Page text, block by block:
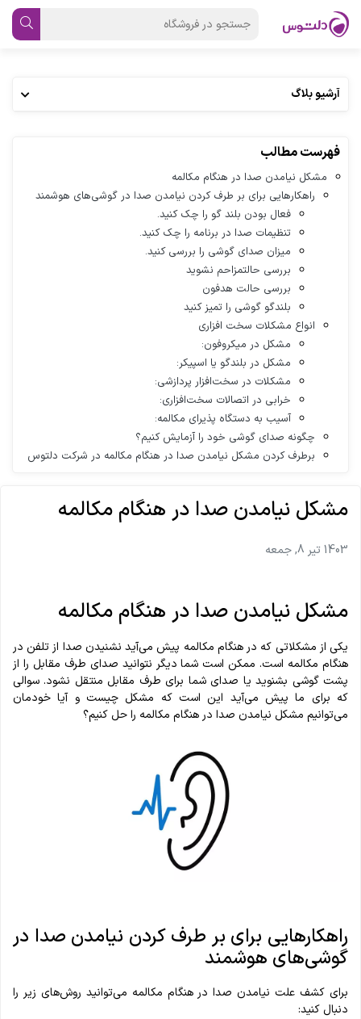
آرشیو بلاگ
فهرست مطالب
مشکل نیامدن صدا در هنگام مکالمه
راهکارهایی برای بر طرف کردن نیامدن صدا در گوشی‌های هوشمند
فعال بودن بلند گو را چک کنید.
تنظیمات صدا در برنامه را چک کنید.
میزان صدای گوشی را بررسی کنید.
بررسی حالتمزاحم نشوید
بررسی حالت هدفون
بلندگو گوشی را تمیز کنید
انواع مشکلات سخت افزاری
مشکل در میکروفون:
مشکل در بلندگو یا اسپیکر:
مشکلات در سخت‌افزار پردازشی:
خرابی در اتصالات سخت‌افزاری:
آسیب به دستگاه پذیرای مکالمه:
چگونه صدای گوشی خود را آزمایش کنیم؟
برطرف کردن مشکل نیامدن صدا در هنگام مکالمه در شرکت دلتوس
مشکل نیامدن صدا در هنگام مکالمه
1403 تیر 8, جمعه
مشکل نیامدن صدا در هنگام مکالمه
یکی از مشکلاتی که در هنگام مکالمه پیش می‌آید نشنیدن صدا از تلفن در
هنگام مکالمه است. ممکن است شما دیگر نتوانید صدای طرف مقابل را از
پشت گوشی بشنوید یا صدای شما برای طرف مقابل منتقل نشود. سوالی
که برای ما پیش می‌آید این است که مشکل چیست و آیا خودمان
می‌توانیم مشکل نیامدن صدا در هنگام مکالمه را حل کنیم؟
راهکارهایی برای بر طرف کردن نیامدن صدا در
گوشی‌های هوشمند
برای کشف علت نیامدن صدا در هنگام مکالمه می‌توانید روش‌های زیر را
دنبال کنید: